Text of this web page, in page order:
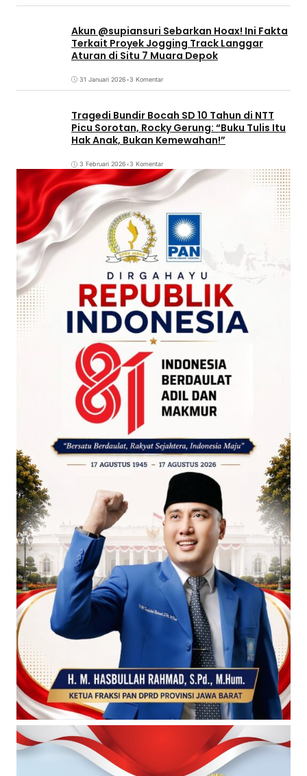
Akun @supiansuri Sebarkan Hoax! Ini Fakta
Terkait Proyek Jogging Track Langgar
Aturan di Situ 7 Muara Depok
31 Januari 2026•3 Komentar
Tragedi Bundir Bocah SD 10 Tahun di NTT
Picu Sorotan, Rocky Gerung: “Buku Tulis Itu
Hak Anak, Bukan Kemewahan!”
3 Februari 2026•3 Komentar